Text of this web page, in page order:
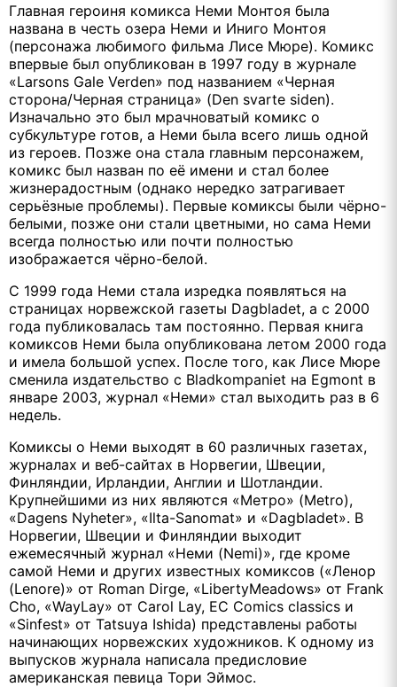
Главная героиня комикса Неми Монтоя была
названа в честь озера Неми и Иниго Монтоя
(персонажа любимого фильма Лисе Мюре). Комикс
впервые был опубликован в 1997 году в журнале
«Larsons Gale Verden» под названием «Черная
сторона/Черная страница» (Den svarte siden).
Изначально это был мрачноватый комикс о
субкультуре готов, а Неми была всего лишь одной
из героев. Позже она стала главным персонажем,
комикс был назван по её имени и стал более
жизнерадостным (однако нередко затрагивает
серьёзные проблемы). Первые комиксы были чёрно-
белыми, позже они стали цветными, но сама Неми
всегда полностью или почти полностью
изображается чёрно-белой.
С 1999 года Неми стала изредка появляться на
страницах норвежской газеты Dagbladet, а с 2000
года публиковалась там постоянно. Первая книга
комиксов Неми была опубликована летом 2000 года
и имела большой успех. После того, как Лисе Мюре
сменила издательство с Bladkompaniet на Egmont в
январе 2003, журнал «Неми» стал выходить раз в 6
недель.
Комиксы о Неми выходят в 60 различных газетах,
журналах и веб-сайтах в Норвегии, Швеции,
Финляндии, Ирландии, Англии и Шотландии.
Крупнейшими из них являются «Метро» (Metro),
«Dagens Nyheter», «Ilta-Sanomat» и «Dagbladet». В
Норвегии, Швеции и Финляндии выходит
ежемесячный журнал «Неми (Nemi)», где кроме
самой Неми и других известных комиксов («Ленор
(Lenore)» от Roman Dirge, «LibertyMeadows» от Frank
Cho, «WayLay» от Carol Lay, EC Comics classics и
«Sinfest» от Tatsuya Ishida) представлены работы
начинающих норвежских художников. К одному из
выпусков журнала написала предисловие
американская певица Тори Эймос.